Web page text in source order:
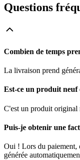
Questions
Combien de temps
La livraison prend
Est-ce un produit neuf
C'est un produit original
Puis-je obtenir une
Oui ! Lors du paiement,
générée